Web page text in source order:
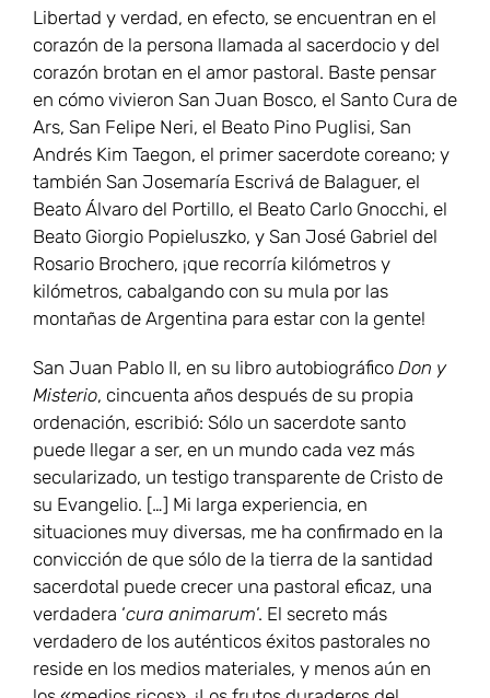
Libertad y verdad, en efecto, se encuentran en el
corazón de la persona llamada al sacerdocio y del
corazón brotan en el amor pastoral. Baste pensar
en cómo vivieron San Juan Bosco, el Santo Cura de
Ars, San Felipe Neri, el Beato Pino Puglisi, San
Andrés Kim Taegon, el primer sacerdote coreano; y
también San Josemaría Escrivá de Balaguer, el
Beato Álvaro del Portillo, el Beato Carlo Gnocchi, el
Beato Giorgio Popieluszko, y San José Gabriel del
Rosario Brochero, ¡que recorría kilómetros y
kilómetros, cabalgando con su mula por las
montañas de Argentina para estar con la gente!
San Juan Pablo II, en su libro autobiográfico Don y
Misterio, cincuenta años después de su propia
ordenación, escribió: Sólo un sacerdote santo
puede llegar a ser, en un mundo cada vez más
secularizado, un testigo transparente de Cristo de
su Evangelio. […] Mi larga experiencia, en
situaciones muy diversas, me ha confirmado en la
convicción de que sólo de la tierra de la santidad
sacerdotal puede crecer una pastoral eficaz, una
verdadera ‘cura animarum‘. El secreto más
verdadero de los auténticos éxitos pastorales no
reside en los medios materiales, y menos aún en